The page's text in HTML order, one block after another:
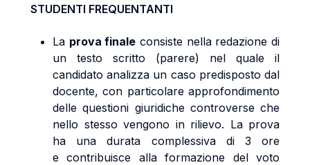
STUDENTI FREQUENTANTI
La prova finale consiste nella redazione di
un testo scritto (parere) nel quale il
candidato analizza un caso predisposto dal
docente, con particolare approfondimento
delle questioni giuridiche controverse che
nello stesso vengono in rilievo. La prova
ha una durata complessiva di 3 ore
e contribuisce alla formazione del voto